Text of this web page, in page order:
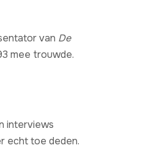
van De
mee trouwde.
interviews
echt toe deden.